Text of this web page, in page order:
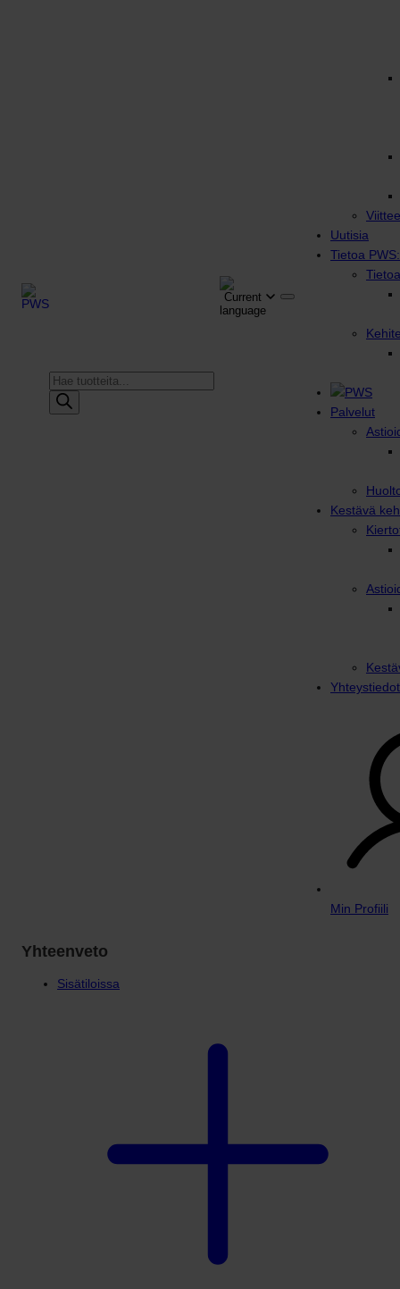
Products
search
Uutisia
Tietoa
Palvelut
Kestävä
Yhteystiedot
Min Profiili
Yhteenveto
Sisätiloissa